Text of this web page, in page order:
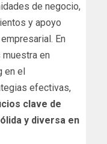
de negocio,
y apoyo
En
muestra en
el
efectivas,
clave de
y diversa en